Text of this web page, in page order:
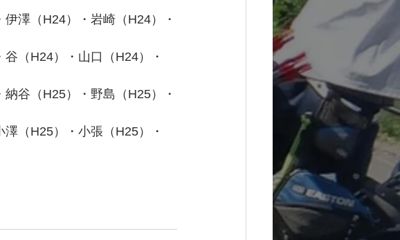
澤（H24）・岩崎（H24）・
（H24）・山口（H24）・
谷（H25）・野島（H25）・
（H25）・小張（H25）・